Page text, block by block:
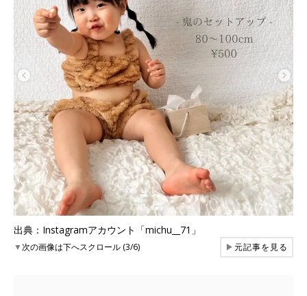
出典：Instagramアカウント「michu__71」
▼次の画像は下へスクロール (3/6) ▶元記事を見る